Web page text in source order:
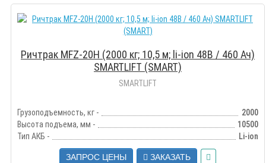
Ричтрак MFZ-20H (2000 кг; 10,5 м; li-ion 48В / 460 Ач)
SMARTLIFT (SMART)
SMARTLIFT
Грузоподъемность, кг -
2000
Высота подъема, мм -
10500
Тип АКБ -
Li-ion
ЗАПРОС ЦЕНЫ ЗАКАЗАТЬ